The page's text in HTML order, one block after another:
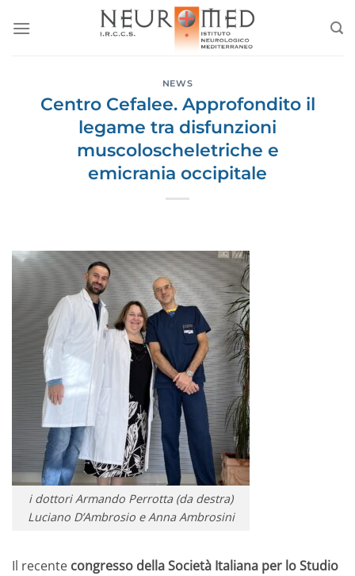
NEWS
Centro Cefalee. Approfondito il
legame tra disfunzioni
muscoloscheletriche e
emicrania occipitale
i dottori Armando Perrotta (da destra)
Luciano D’Ambrosio e Anna Ambrosini
Il recente congresso della Società Italiana per lo Studio